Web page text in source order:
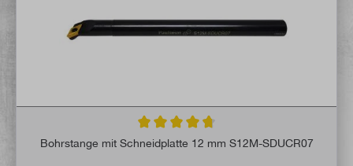
Durchschnittliche Bewertung von 4.8 von
Bohrstange mit Schneidplatte 12 mm S12M-SDUCR07